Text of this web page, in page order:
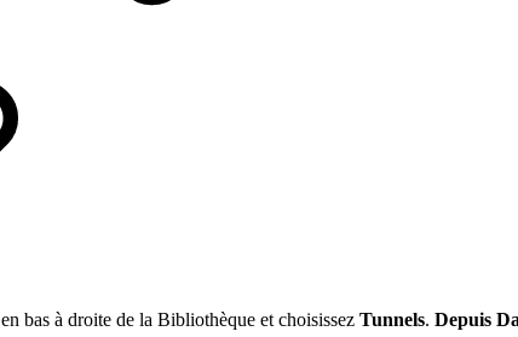
en bas à droite de la Bibliothèque et choisissez Tunnels. Depuis